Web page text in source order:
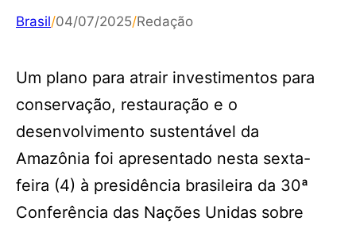
Brasil/04/07/2025/Redação
Um plano para atrair investimentos para
conservação, restauração e o
desenvolvimento sustentável da
Amazônia foi apresentado nesta sexta-
feira (4) à presidência brasileira da 30ª
Conferência das Nações Unidas sobre